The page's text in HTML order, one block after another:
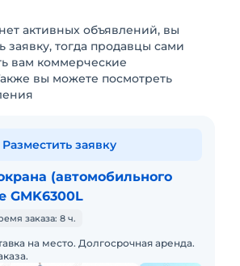
активных объявлений, вы
заявку, тогда продавцы сами
вам коммерческие
вы можете посмотреть
(автомобильного
GMK6300L
заказа: 8 ч.
на место. Долгосрочная аренда.
Разместить заявку